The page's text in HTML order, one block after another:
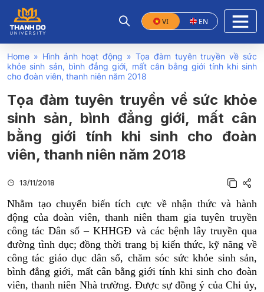
VI EN
Home » Hình ảnh hoạt động » Tọa đàm tuyên truyền về sức
khỏe sinh sản, bình đẳng giới, mất cân bằng giới tính khi sinh
cho đoàn viên, thanh niên năm 2018
Tọa đàm tuyên truyền về sức khỏe
sinh sản, bình đẳng giới, mất cân
bằng giới tính khi sinh cho đoàn
viên, thanh niên năm 2018
13/11/2018
Nhằm tạo chuyển biến tích cực về nhận thức và hành
động của đoàn viên, thanh niên tham gia tuyên truyền
công tác Dân số – KHHGĐ và các bệnh lây truyền qua
đường tình dục; đồng thời trang bị kiến thức, kỹ năng về
công tác giáo dục dân số, chăm sóc sức khỏe sinh sản,
bình đẳng giới, mất cân bằng giới tính khi sinh cho đoàn
viên, thanh niên Nhà trường. Được sự đồng ý của Chi ủy,